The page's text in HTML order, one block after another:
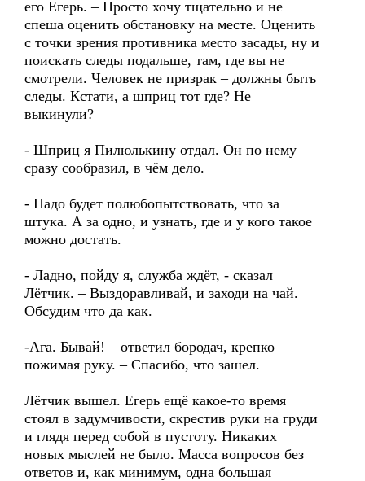
его Егерь. – Просто хочу тщательно и не
спеша оценить обстановку на месте. Оценить
с точки зрения противника место засады, ну и
поискать следы подальше, там, где вы не
смотрели. Человек не призрак – должны быть
следы. Кстати, а шприц тот где? Не
выкинули?
- Шприц я Пилюлькину отдал. Он по нему
сразу сообразил, в чём дело.
- Надо будет полюбопытствовать, что за
штука. А за одно, и узнать, где и у кого такое
можно достать.
- Ладно, пойду я, служба ждёт, - сказал
Лётчик. – Выздоравливай, и заходи на чай.
Обсудим что да как.
-Ага. Бывай! – ответил бородач, крепко
пожимая руку. – Спасибо, что зашел.
Лётчик вышел. Егерь ещё какое-то время
стоял в задумчивости, скрестив руки на груди
и глядя перед собой в пустоту. Никаких
новых мыслей не было. Масса вопросов без
ответов и, как минимум, одна большая